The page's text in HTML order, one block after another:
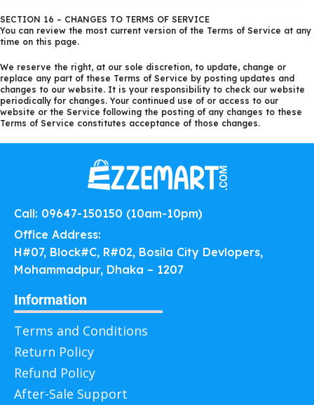
SECTION 16 – CHANGES TO TERMS OF SERVICE
You can review the most current version of the Terms of Service at any
time on this page.
We reserve the right, at our sole discretion, to update, change or
replace any part of these Terms of Service by posting updates and
changes to our website. It is your responsibility to check our website
periodically for changes. Your continued use of or access to our
website or the Service following the posting of any changes to these
Terms of Service constitutes acceptance of those changes.
Call: 09647-150150 (10am-10pm)
Office Address:
H#07, Block#C, R#02, Bosila City Devlopers,
Mohammadpur, Dhaka – 1207
Information
Terms and Conditions
Return Policy
Refund Policy
After-Sale Support